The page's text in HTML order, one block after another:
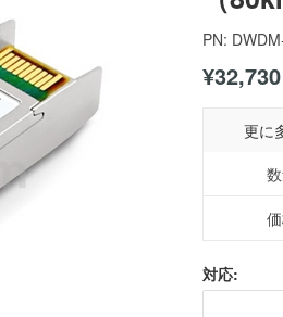
PN:
¥32,730
更に
対応: